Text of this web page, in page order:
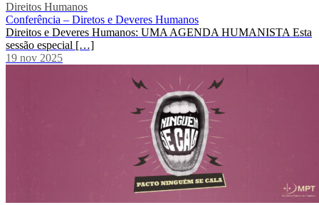
Direitos Humanos
Conferência – Diretos e Deveres Humanos
Direitos e Deveres Humanos: UMA AGENDA HUMANISTA Esta
sessão especial […]
19 nov 2025